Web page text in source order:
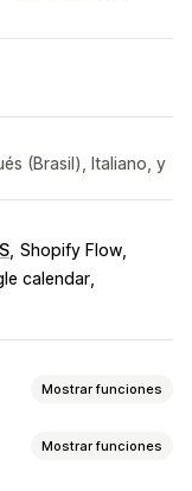
(Brasil), Italiano, y
Shopify Flow
calendar
Mostrar funciones
Mostrar funciones